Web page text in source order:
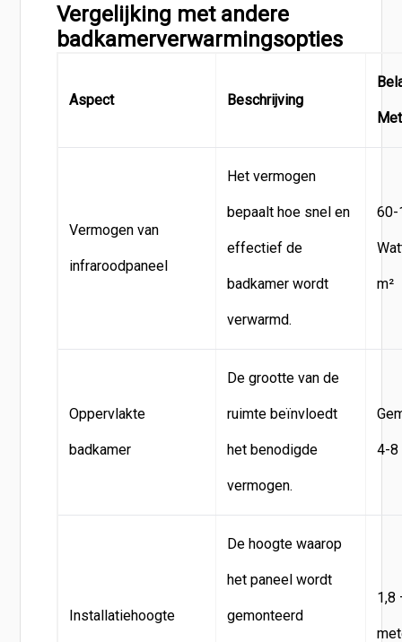
Vergelijking met andere
badkamerverwarmingsopties
Aspect Beschrijving
Vermogen van
infraroodpaneel
Het vermogen
bepaalt hoe snel en
effectief de
badkamer wordt
verwarmd.
60-
m²
Oppervlakte
badkamer
De grootte van de
ruimte beïnvloedt
het benodigde
vermogen.
4-8
Installatiehoogte
De hoogte waarop
het paneel wordt
gemonteerd
1,8